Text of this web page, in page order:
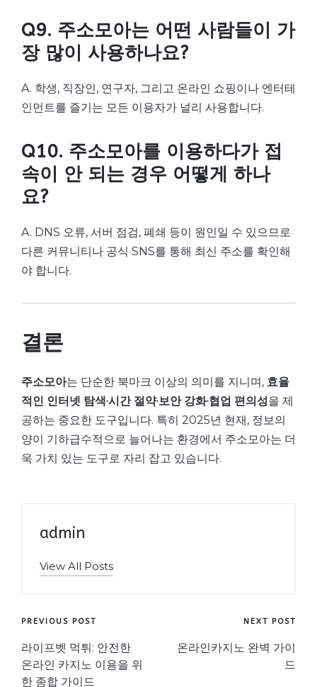
Q9. 주소모아는 어떤 사람들이 가
장 많이 사용하나요?
A. 학생, 직장인, 연구자, 그리고 온라인 쇼핑이나 엔터테
인먼트를 즐기는 모든 이용자가 널리 사용합니다.
Q10. 주소모아를 이용하다가 접
속이 안 되는 경우 어떻게 하나
요?
A. DNS 오류, 서버 점검, 폐쇄 등이 원인일 수 있으므로
다른 커뮤니티나 공식 SNS를 통해 최신 주소를 확인해
야 합니다.
결론
주소모아는 단순한 북마크 이상의 의미를 지니며, 효율
적인 인터넷 탐색·시간 절약·보안 강화·협업 편의성을 제
공하는 중요한 도구입니다. 특히 2025년 현재, 정보의
양이 기하급수적으로 늘어나는 환경에서 주소모아는 더
욱 가치 있는 도구로 자리 잡고 있습니다.
admin
View All Posts
Post
navigation
PREVIOUS POST
라이프벳 먹튀: 안전한
온라인 카지노 이용을 위
한 종합 가이드
NEXT POST
온라인카지노 완벽 가이
드